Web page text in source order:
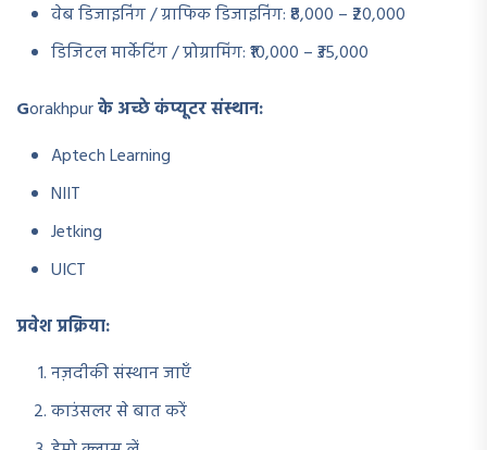
वेब डिजाइनिंग / ग्राफिक डिजाइनिंग: ₹8,000 – ₹20,000
डिजिटल मार्केटिंग / प्रोग्रामिंग: ₹10,000 – ₹35,000
Gorakhpurके अच्छे कंप्यूटर संस्थान:
Aptech Learning
NIIT
Jetking
UICT
प्रवेश प्रक्रिया:
नज़दीकी संस्थान जाएँ
काउंसलर से बात करें